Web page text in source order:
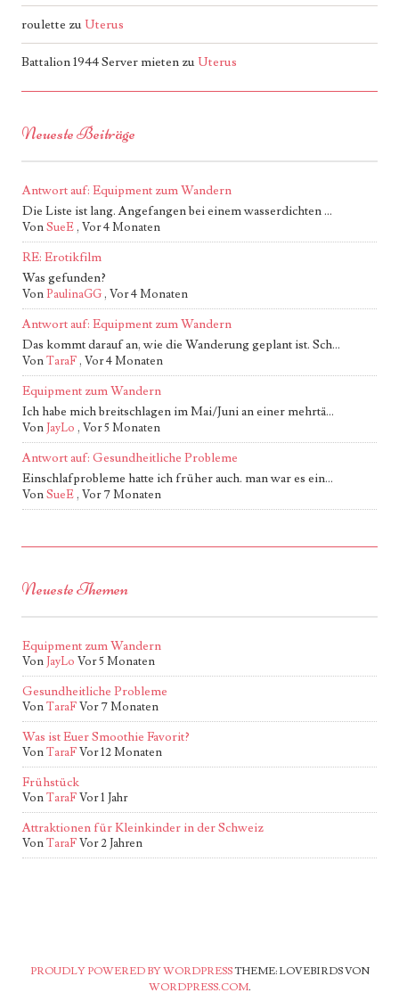
roulette zuUterus
Battalion 1944 Server mieten zuUterus
Neueste Beiträge
Antwort auf: Equipment zum Wandern
Die Liste ist lang. Angefangen bei einem wasserdichten ...
VonSueE, Vor 4 Monaten
RE: Erotikfilm
Was gefunden?
VonPaulinaGG, Vor 4 Monaten
Antwort auf: Equipment zum Wandern
Das kommt darauf an, wie die Wanderung geplant ist. Sch...
VonTaraF, Vor 4 Monaten
Equipment zum Wandern
Ich habe mich breitschlagen im Mai/Juni an einer mehrtä...
VonJayLo , Vor 5 Monaten
Antwort auf: Gesundheitliche Probleme
Einschlafprobleme hatte ich früher auch. man war es ein...
VonSueE, Vor 7 Monaten
Neueste Themen
Equipment zum Wandern
VonJayLo Vor 5 Monaten
Gesundheitliche Probleme
VonTaraFVor 7 Monaten
Was ist Euer Smoothie Favorit?
VonTaraFVor 12 Monaten
Frühstück
VonTaraFVor 1 Jahr
Attraktionen für Kleinkinder in der Schweiz
VonTaraFVor 2 Jahren
PROUDLY POWERED BY WORDPRESSTHEME: LOVEBIRDS VON
WORDPRESS.COM.